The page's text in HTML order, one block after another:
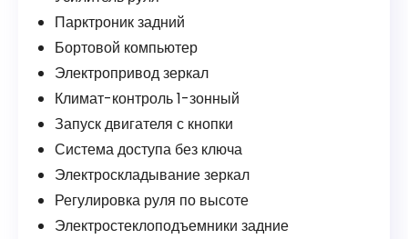
Парктроник задний
Бортовой компьютер
Электропривод зеркал
Климат-контроль 1-зонный
Запуск двигателя с кнопки
Система доступа без ключа
Электроскладывание зеркал
Регулировка руля по высоте
Электростеклоподъемники задние